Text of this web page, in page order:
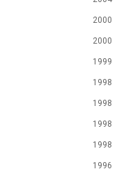
2000
2000
1999
1998
1998
1998
1998
1996